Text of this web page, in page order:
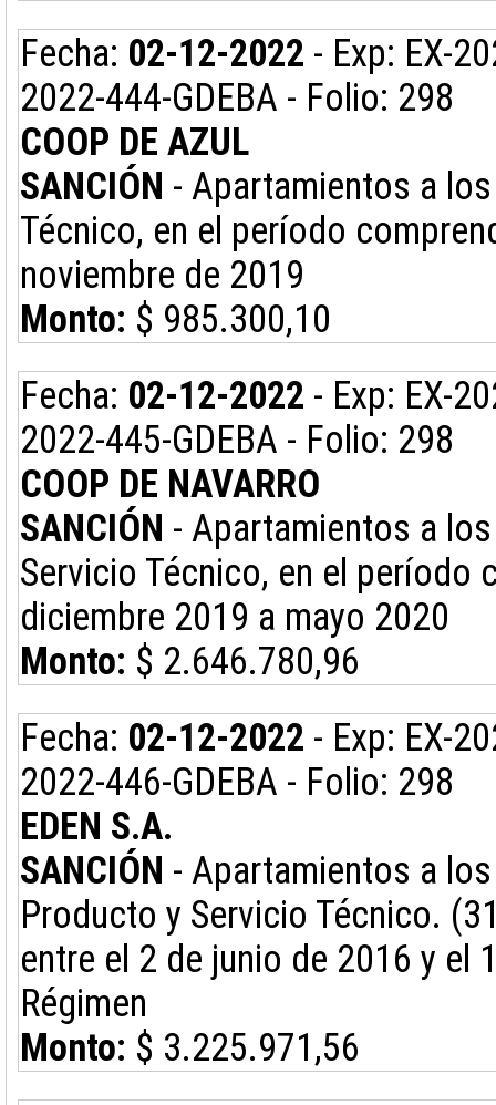
Fecha: 02-12-2022 - Exp: EX-
2022-444-GDEBA - Folio: 298
COOP DE AZUL
SANCIÓN - Apartamientos a
Técnico, en el período
noviembre de 2019
Monto: $ 985.300,10
Fecha: 02-12-2022 - Exp: EX-
2022-445-GDEBA - Folio: 298
COOP DE NAVARRO
SANCIÓN - Apartamientos a
Servicio Técnico, en el período
diciembre 2019 a mayo 2020
Monto: $ 2.646.780,96
Fecha: 02-12-2022 - Exp: EX-
2022-446-GDEBA - Folio: 298
EDEN S.A.
SANCIÓN - Apartamientos a
Producto y Servicio Técnico.
entre el 2 de junio de 2016 y el
Régimen
Monto: $ 3.225.971,56